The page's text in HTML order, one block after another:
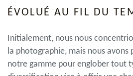
ÉVOLUÉ AU FIL DU
Initialement, nous nous
la photographie, mais nous avons
notre gamme pour englober tout